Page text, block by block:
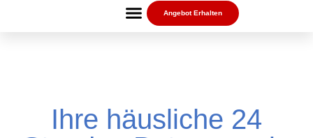
Angebot Erhalten
Ihre häusliche 24